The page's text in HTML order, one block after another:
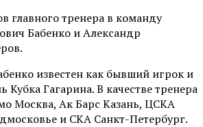
главного тренера в команду
Бабенко и Александр
известен как бывший игрок и
Кубка Гагарина. В качестве тренера
Москва, Ак Барс Казань, ЦСКА
и СКА Санкт-Петербург.